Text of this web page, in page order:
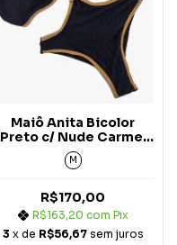
Maiô Anita Bicolor
Preto c/ Nude Carmel
COM 2 PEDRAS
M
R$170,00
R$163,20 com Pix
3 x de R$56,67 sem juros